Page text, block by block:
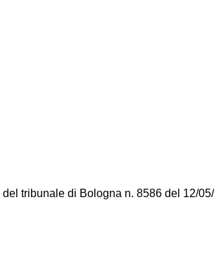
tribunale di Bologna n. 8586 del 12/